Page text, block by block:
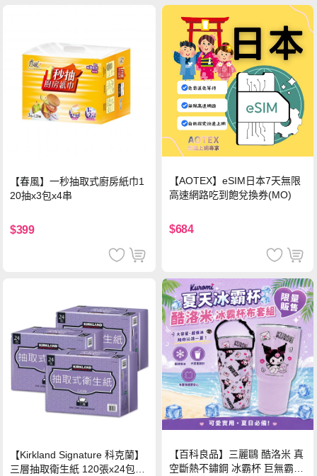
【春風】一秒抽取式廚房紙巾1
20抽x3包x4串
$399
【AOTEX】eSIM日本7天無限
高速網路吃到飽兌換券(MO)
$684
【Kirkland Signature 科克蘭】
三層抽取衛生紙 120張x24包x3
【百科良品】三麗鷗 酷洛米 真
空斷熱不鏽鋼 冰霸杯 巨無霸鋼